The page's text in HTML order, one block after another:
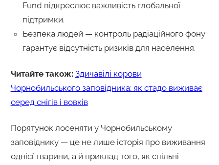
Fund підкреслює важливість глобальної
підтримки.
Безпека людей — контроль радіаційного фону
гарантує відсутність ризиків для населення.
Читайте також: Здичавілі корови
Чорнобильського заповідника: як стадо виживає
серед снігів і вовків
Порятунок лосеняти у Чорнобильському
заповіднику — це не лише історія про виживання
однієї тварини, а й приклад того, як спільні